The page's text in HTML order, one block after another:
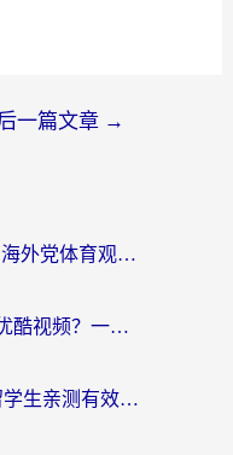
一篇文章 →
在香港怎么看cba直播的？海外党体育观赛终极指南：告别版权限制，畅享中文解说
海外党别愁！国外怎么看优酷视频？一招解决追剧、看直播难题
海外可以看b站吗手机？留学生亲测有效的回国加速指南